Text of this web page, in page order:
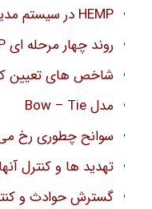
HEMP در سیستم مدیریت HSE
روند چهار مرحله ای HEMP
شاخص های تعیین
مدل Bow – Tie
سوانح چطوری رخ
تهدید ها و کنترل آنها
گسترش حوادث و